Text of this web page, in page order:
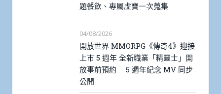
題餐飲、專屬虛寶一次蒐集
04/08/2026
開放世界 MMORPG《傳奇4》迎接
上市 5 週年 全新職業「精靈士」開
放事前預約 5 週年紀念 MV 同步
公開